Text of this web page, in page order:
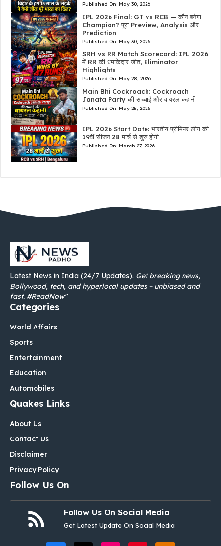
Published On: May 30, 2026
IPL 2026 Final: GT vs RCB — कौन बनेगा
Champion? पूरा Preview, Analysis और
Prediction
Published On: May 30, 2026
SRH vs RR Match Scorecard: IPL 2026
में RR की धमाकेदार जीत, Eliminator
Highlights
Published On: May 28, 2026
Main Bhi Cockroach: Cockroach
Janata Party की सच्चाई और वायरल कहानी
Published On: May 25, 2026
IPL 2026 Start Date: भारतीय प्रीमियर लीग की
19वीं सीजन 28 मार्च से शुरू होगी
Published On: March 27, 2026
Latest News in India (24/7 Updates). Get breaking news,
Bollywood, tech, and hyperlocal updates – unbiased and
fast. #ReadNow"
Categories
World Affairs
Sports
Entertainment
Education
Automobiles
Quakes Links
About Us
Contact Us
Disclaimer
Privacy Policy
Follow Us On
Follow Us On Social Media
Get Latest Update On Social Media